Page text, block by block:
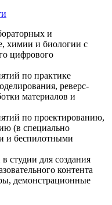
и
химии и биологии с
цифрового
по практике
реверс-
материалов и
по проектированию,
(в специально
и беспилотными
студии для создания
контента
демонстрационные